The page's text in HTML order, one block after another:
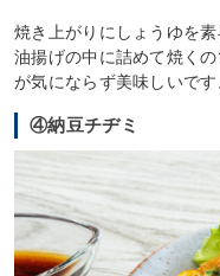
焼き上がりにしょうゆを
油揚げの中に詰めて焼く
が気にならず美味しいです
④納豆チヂミ